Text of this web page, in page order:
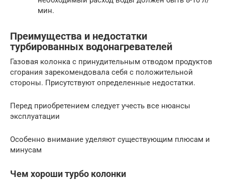
мин.
Преимущества и недостатки
турбированных водонагревателей
Газовая колонка с принудительным отводом продуктов
сгорания зарекомендовала себя с положительной
стороны. Присутствуют определенные недостатки.
Перед приобретением следует учесть все нюансы
эксплуатации
Особенно внимание уделяют существующим плюсам и
минусам
Чем хороши турбо колонки